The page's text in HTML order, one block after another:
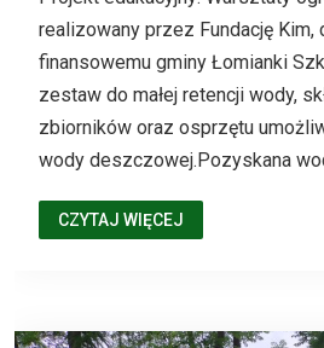
realizowany przez Fundację Kim,
finansowemu gminy Łomianki
zestaw do małej retencji wody,
zbiorników oraz osprzętu
wody deszczowej.Pozyskana
CZYTAJ WIĘCEJ